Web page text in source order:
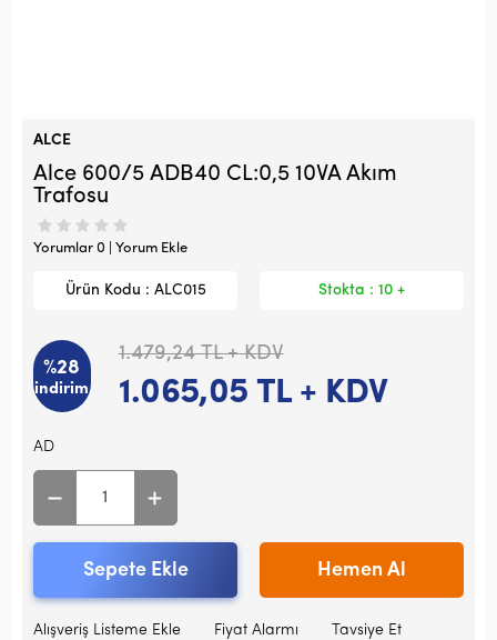
ALCE
Alce 600/5 ADB40 CL:0,5 10VA Akım
Trafosu
Yorumlar 0 | Yorum Ekle
Ürün Kodu : ALC015 Stokta : 10 +
%28
indirim
1.479,24TL + KDV
1.065,05 TL + KDV
AD
Sepete Ekle Hemen Al
Alışveriş Listeme Ekle Fiyat Alarmı Tavsiye Et